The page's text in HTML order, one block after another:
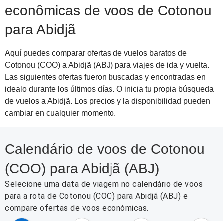
econômicas de voos de Cotonou
para Abidjã
Aquí puedes comparar ofertas de vuelos baratos de
Cotonou (COO) a Abidjã (ABJ) para viajes de ida y vuelta.
Las siguientes ofertas fueron buscadas y encontradas en
idealo durante los últimos días. O inicia tu propia búsqueda
de vuelos a Abidjã. Los precios y la disponibilidad pueden
cambiar en cualquier momento.
Calendário de voos de Cotonou
(COO) para Abidjã (ABJ)
Selecione uma data de viagem no calendário de voos
para a rota de Cotonou (COO) para Abidjã (ABJ) e
compare ofertas de voos económicas.